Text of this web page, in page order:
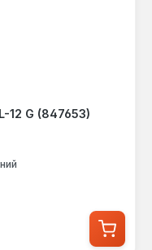
12 G (847653)